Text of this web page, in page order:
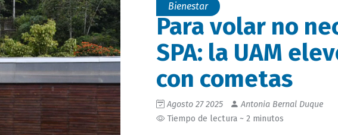
Bienestar
Para volar no
SPA: la UAM
con cometas
Agosto 27 2025
Antonia Bernal Duque
Tiempo de lectura ~ 2 minutos